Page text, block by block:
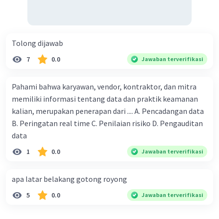
Tolong dijawab
7 0.0 Jawaban terverifikasi
Pahami bahwa karyawan, vendor, kontraktor, dan mitra
memiliki informasi tentang data dan praktik keamanan
kalian, merupakan penerapan dari .... A. Pencadangan data
B. Peringatan real time C. Penilaian risiko D. Pengauditan
data
1 0.0 Jawaban terverifikasi
apa latar belakang gotong royong
5 0.0 Jawaban terverifikasi